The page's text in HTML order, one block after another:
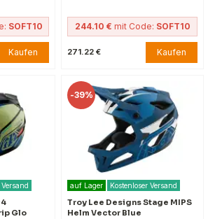
SOFT10
Kaufen
244.10 € mit Code: SOFT10
271.22 € Kaufen
Glo
-39%
auf Lager Kostenloser Versand
Troy Lee Designs Stage MIPS
Helm Vector Blue